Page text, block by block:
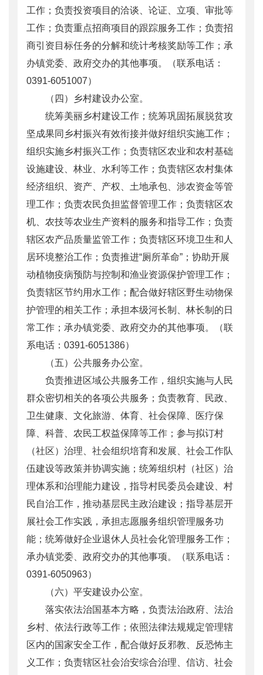
工作；负责投资项目的洽谈、论证、立项、审批等
工作；负责重点招商项目的跟踪服务工作；负责招
商引资目标任务的分解和统计考核奖励等工作；承
办镇党委、政府交办的其他事项。（联系电话：
0391-6051007）
（四）乡村建设办公室。
统筹美丽乡村建设工作；统筹巩固拓展脱贫攻
坚成果同乡村振兴有效衔接并做好组织实施工作；
组织实施乡村振兴工作；负责辖区农业和农村基础
设施建设、林业、水利等工作；负责辖区农村集体
经济组织、资产、产权、土地承包、涉农资金等管
理工作；负责农民负担监督管理工作；负责辖区农
机、农技等农业生产资料的服务和指导工作；负责
辖区农产品质量监管工作；负责辖区环境卫生和人
居环境整治工作；负责推进“厕所革命”；协助开展
动植物疫病预防与控制和渔业资源保护管理工作；
负责辖区节约用水工作；配合做好辖区野生动物保
护管理的相关工作；承担本级河长制、林长制的日
常工作；承办镇党委、政府交办的其他事项。（联
系电话：0391-6051386）
（五）公共服务办公室。
负责推进区域公共服务工作，组织实施与人民
群众密切相关的各项公共服务；负责教育、民政、
卫生健康、文化旅游、体育、社会保障、医疗保
障、科普、农民工权益保障等工作；参与拟订村
（社区）治理、社会组织培育和发展、社会工作队
伍建设等政策并协调实施；统筹组织村（社区）治
理体系和治理能力建设，指导村民委员会建设、村
民自治工作，推动基层民主政治建设；指导基层开
展社会工作实践，承担志愿服务组织管理服务功
能；统筹做好企业退休人员社会化管理服务工作；
承办镇党委、政府交办的其他事项。（联系电话：
0391-6050963）
（六）平安建设办公室。
落实依法治国基本方略，负责法治政府、法治
乡村、依法行政等工作；依照法律法规规定管理辖
区内的国家安全工作，配合做好反邪教、反恐怖主
义工作；负责辖区社会治安综合治理、信访、社会